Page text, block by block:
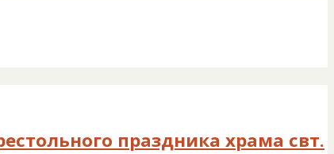
праздника храма свт.